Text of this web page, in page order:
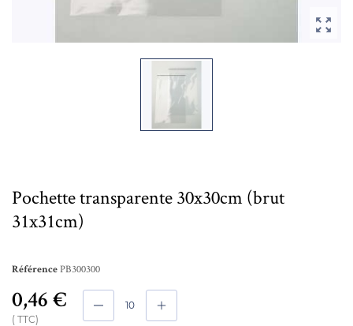

Pochette transparente 30x30cm (brut
31x31cm)
Référence PB300300
0,46 €
TTC